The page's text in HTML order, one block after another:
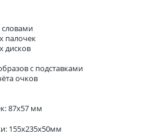
словами
палочек
дисков
с подставками
очков
87х57 мм
155x235x50мм